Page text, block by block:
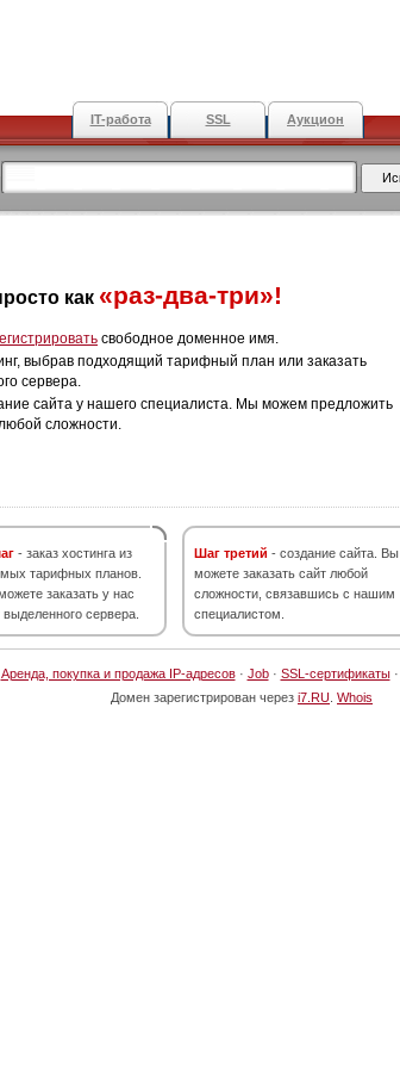
IT-работа SSL Аукцион
как «раз-два-три»!
свободное доменное имя.
выбрав подходящий тарифный план или заказать
сервера.
сайта у нашего специалиста. Мы можем предложить
сложности.
- заказ хостинга из
тарифных планов.
заказать у нас
выделенного сервера.
Шаг третий - создание сайта. Вы
можете заказать сайт любой
сложности, связавшись с нашим
специалистом.
Аренда, покупка и продажа IP-адресов· Job· SSL-сертификаты·
Домен зарегистрирован через i7.RU Whois